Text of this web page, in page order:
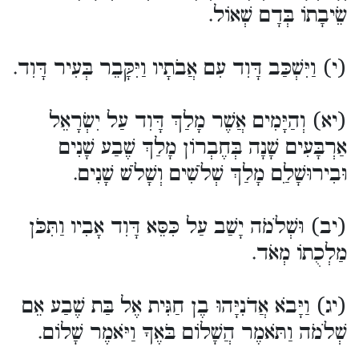
שֵׂיבָתוֹ בְּדָם שְׁאוֹל.
(י) וַיִּשְׁכַּב דָּוִד עִם אֲבֹתָיו וַיִּקָּבֵר בְּעִיר דָּוִד.
(יא) וְהַיָּמִים אֲשֶׁר מָלַךְ דָּוִד עַל יִשְׂרָאֵל
אַרְבָּעִים שָׁנָה בְּחֶבְרוֹן מָלַךְ שֶׁבַע שָׁנִים
וּבִירוּשָׁלַ‍ִם מָלַךְ שְׁלֹשִׁים וְשָׁלֹשׁ שָׁנִים.
(יב) וּשְׁלֹמֹה יָשַׁב עַל כִּסֵּא דָּוִד אָבִיו וַתִּכֹּן
מַלְכֻתוֹ מְאֹד.
(יג) וַיָּבֹא אֲדֹנִיָּהוּ בֶן חַגִּית אֶל בַּת שֶׁבַע אֵם
שְׁלֹמֹה וַתֹּאמֶר הֲשָׁלוֹם בֹּאֶךָ וַיֹּאמֶר שָׁלוֹם.